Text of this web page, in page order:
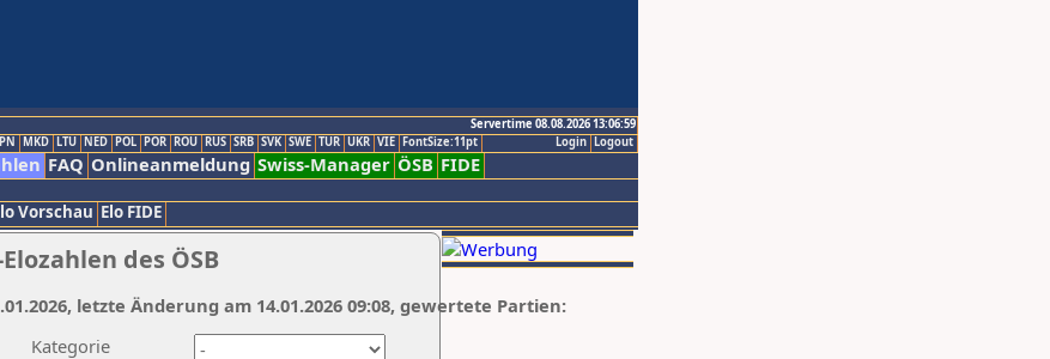
Servertime 08.08.2026 13:06:59
Logout
Login
MKD LTU NED POL POR ROU RUS SRB SVK SWE TUR UKR VIE FontSize:11pt
FAQ Onlineanmeldung Swiss-Manager ÖSB FIDE
Vorschau Elo FIDE
des ÖSB
Kategorie
letzte Änderung am 14.01.2026 09:08, gewertete Partien: